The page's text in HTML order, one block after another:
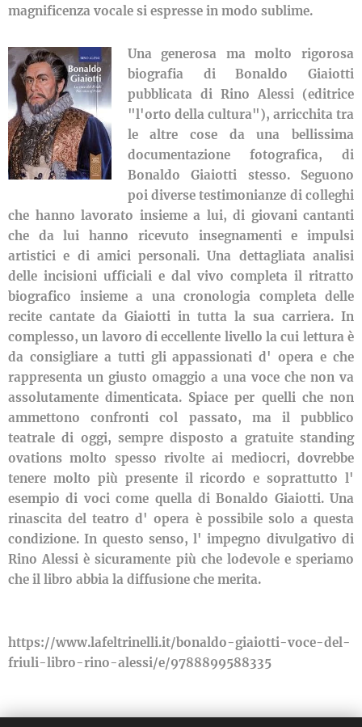
magnificenza vocale si espresse in modo sublime.
Una generosa ma molto rigorosa
biografia di Bonaldo Giaiotti
pubblicata di Rino Alessi (editrice
"l'orto della cultura"), arricchita tra
le altre cose da una bellissima
documentazione fotografica, di
Bonaldo Giaiotti stesso. Seguono
poi diverse testimonianze di colleghi
che hanno lavorato insieme a lui, di giovani cantanti
che da lui hanno ricevuto insegnamenti e impulsi
artistici e di amici personali. Una dettagliata analisi
delle incisioni ufficiali e dal vivo completa il ritratto
biografico insieme a una cronologia completa delle
recite cantate da Giaiotti in tutta la sua carriera. In
complesso, un lavoro di eccellente livello la cui lettura è
da consigliare a tutti gli appassionati d' opera e che
rappresenta un giusto omaggio a una voce che non va
assolutamente dimenticata. Spiace per quelli che non
ammettono confronti col passato, ma il pubblico
teatrale di oggi, sempre disposto a gratuite standing
ovations molto spesso rivolte ai mediocri, dovrebbe
tenere molto più presente il ricordo e soprattutto l'
esempio di voci come quella di Bonaldo Giaiotti. Una
rinascita del teatro d' opera è possibile solo a questa
condizione. In questo senso, l' impegno divulgativo di
Rino Alessi è sicuramente più che lodevole e speriamo
che il libro abbia la diffusione che merita.
https://www.lafeltrinelli.it/bonaldo-giaiotti-voce-del-
friuli-libro-rino-alessi/e/9788899588335